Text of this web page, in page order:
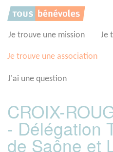
Je trouve une mission Je
Je trouve une association
J'ai une question
CROIX-
- Délégation
de Saône et
Panneau de gestion des cookies